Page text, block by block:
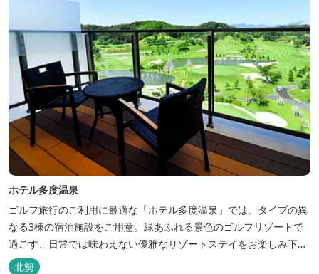
ホテル多度温泉
ゴルフ旅行のご利用に最適な「ホテル多度温泉」では、タイプの異
なる3棟の宿泊施設をご用意。緑あふれる景色のゴルフリゾートで
過ごす、日常では味わえない優雅なリゾートステイをお楽しみ下さ
い。
北勢